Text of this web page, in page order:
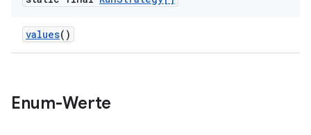
values()
Enum-Werte